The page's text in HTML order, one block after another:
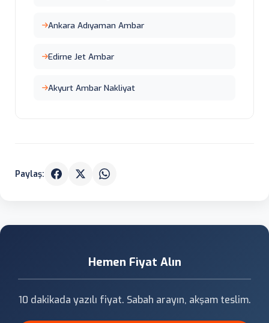
Ankara Adıyaman Ambar
Edirne Jet Ambar
Akyurt Ambar Nakliyat
Paylaş:
Hemen Fiyat Alın
10 dakikada yazılı fiyat. Sabah arayın, akşam teslim.